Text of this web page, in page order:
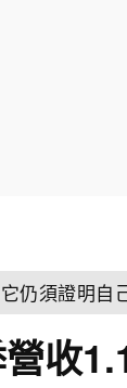
仍須證明自
收